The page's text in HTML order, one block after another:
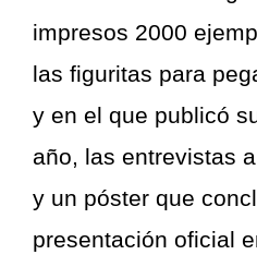
impresos 2000
las figuritas para
y en el que publicó
año, las entrevistas
y un póster que
presentación oficial